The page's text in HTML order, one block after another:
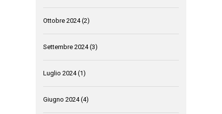
Ottobre 2024(2)
Settembre 2024(3)
Luglio 2024(1)
Giugno 2024(4)